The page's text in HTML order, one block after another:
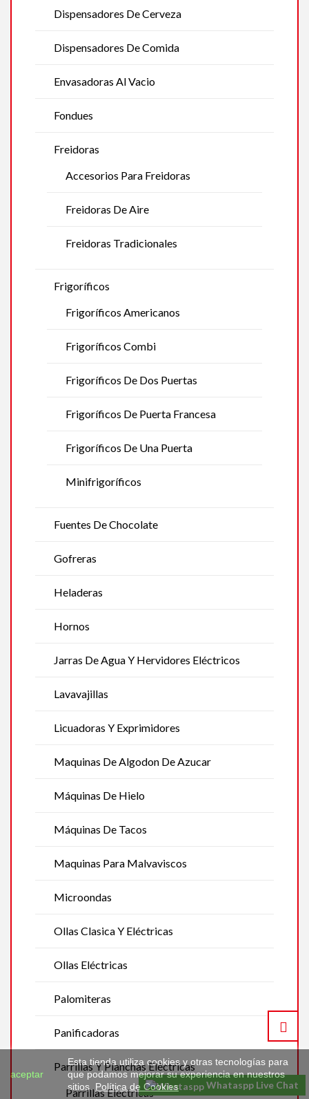
Dispensadores De Cerveza
Dispensadores De Comida
Envasadoras Al Vacio
Fondues
Freidoras
Accesorios Para Freidoras
Freidoras De Aire
Freidoras Tradicionales
Frigoríficos
Frigoríficos Americanos
Frigoríficos Combi
Frigoríficos De Dos Puertas
Frigoríficos De Puerta Francesa
Frigoríficos De Una Puerta
Minifrigoríficos
Fuentes De Chocolate
Gofreras
Heladeras
Hornos
Jarras De Agua Y Hervidores Eléctricos
Lavavajillas
Licuadoras Y Exprimidores
Maquinas De Algodon De Azucar
Máquinas De Hielo
Máquinas De Tacos
Maquinas Para Malvaviscos
Microondas
Ollas Clasica Y Eléctricas
Ollas Eléctricas
Palomiteras
Panificadoras
Parrillas Y Planchas Eléctricas
Parrillas Eléctricas
aceptar
Esta tienda utiliza cookies y otras tecnologías para
que podamos mejorar su experiencia en nuestros
sitios. Política de Cookies Whataspp Live Chat